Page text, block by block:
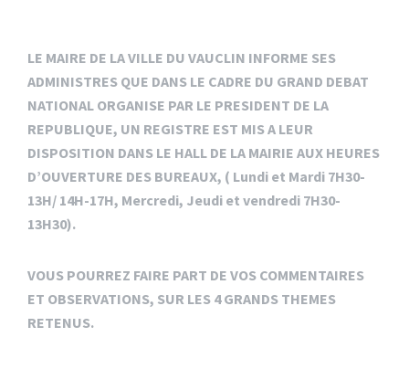
LE MAIRE DE LA VILLE DU VAUCLIN INFORME SES
ADMINISTRES QUE DANS LE CADRE DU GRAND DEBAT
NATIONAL ORGANISE PAR LE PRESIDENT DE LA
REPUBLIQUE, UN REGISTRE EST MIS A LEUR
DISPOSITION DANS LE HALL DE LA MAIRIE AUX HEURES
D’OUVERTURE DES BUREAUX, ( Lundi et Mardi 7H30-
13H/ 14H-17H, Mercredi, Jeudi et vendredi 7H30-
13H30).
VOUS POURREZ FAIRE PART DE VOS COMMENTAIRES
ET OBSERVATIONS, SUR LES 4 GRANDS THEMES
RETENUS.